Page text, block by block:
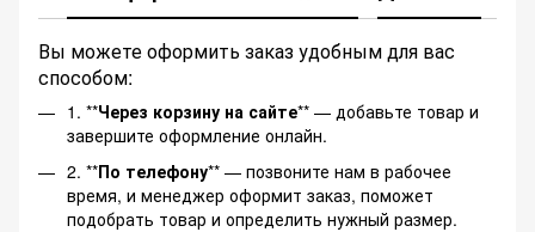
Вы можете оформить заказ удобным для вас
способом:
1. **Через корзину на сайте** — добавьте товар и
завершите оформление онлайн.
2. **По телефону** — позвоните нам в рабочее
время, и менеджер оформит заказ, поможет
подобрать товар и определить нужный размер.